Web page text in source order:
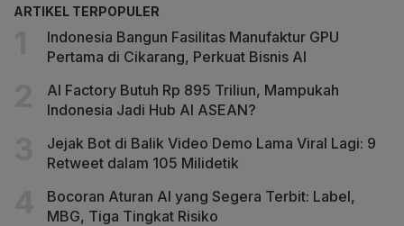
ARTIKEL TERPOPULER
Indonesia Bangun Fasilitas Manufaktur GPU
Pertama di Cikarang, Perkuat Bisnis AI
AI Factory Butuh Rp 895 Triliun, Mampukah
Indonesia Jadi Hub AI ASEAN?
Jejak Bot di Balik Video Demo Lama Viral Lagi: 9
Retweet dalam 105 Milidetik
Bocoran Aturan AI yang Segera Terbit: Label,
MBG, Tiga Tingkat Risiko